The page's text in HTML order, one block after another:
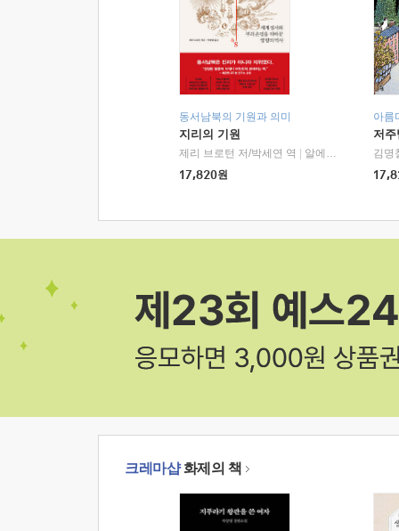
동서남북의 기원과 의미
지리의 기원
제리 브로턴 저/박세연 역
알에이치코리아(RHK)
17,820원
아름
저
김명
크레마샵화제의 책